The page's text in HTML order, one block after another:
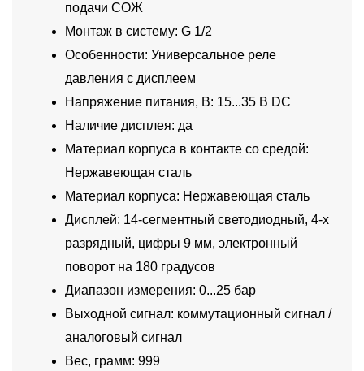
подачи СОЖ
Монтаж в систему: G 1/2
Особенности: Универсальное реле
давления с дисплеем
Напряжение питания, В: 15...35 В DC
Наличие дисплея: да
Материал корпуса в контакте со средой:
Нержавеющая сталь
Материал корпуса: Нержавеющая сталь
Дисплей: 14-сегментный светодиодный, 4-х
разрядный, цифры 9 мм, электронный
поворот на 180 градусов
Диапазон измерения: 0...25 бар
Выходной сигнал: коммутационный сигнал /
аналоговый сигнал
Вес, грамм: 999